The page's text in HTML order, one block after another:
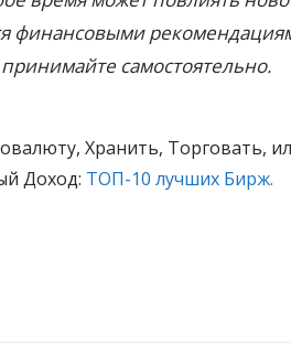
финансовыми
самостоятельно.
Хранить, Торговать,
Доход: ТОП-10 лучших Бирж.